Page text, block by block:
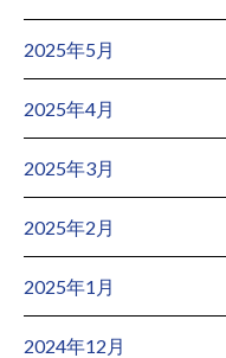
2025年5月
2025年4月
2025年3月
2025年2月
2025年1月
2024年12月